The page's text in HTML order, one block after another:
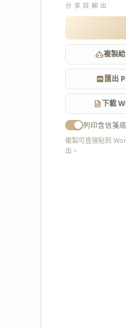
分享與輸出
複製
匯出
下載
列印含信箋
複製可直接貼到
出。